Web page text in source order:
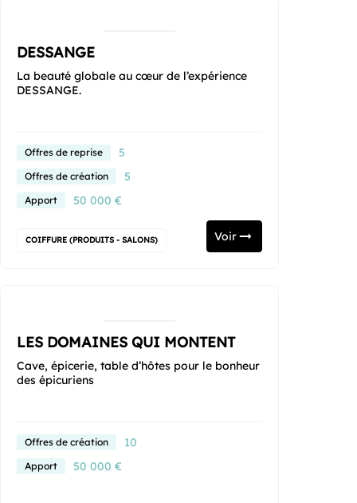
DESSANGE
La beauté globale au cœur de l’expérience
DESSANGE.
Offres de reprise 5
Offres de création 5
Apport 50 000 €
COIFFURE (PRODUITS - SALONS) Voir
LES DOMAINES QUI MONTENT
Cave, épicerie, table d’hôtes pour le bonheur
des épicuriens
Offres de création 10
Apport 50 000 €